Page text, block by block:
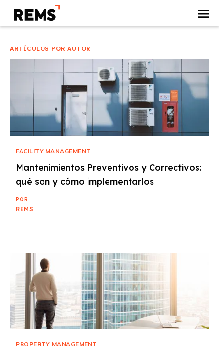
ARTÍCULOS POR AUTOR
FACILITY MANAGEMENT
Mantenimientos Preventivos y Correctivos:
qué son y cómo implementarlos
POR
REMS
PROPERTY MANAGEMENT